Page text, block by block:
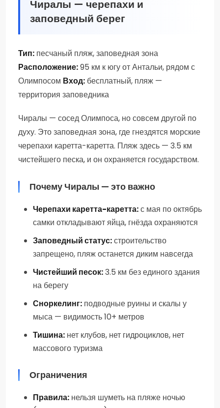
Чиралы — черепахи и
заповедный берег
Тип: песчаный пляж, заповедная зона
Расположение:95 км к югу от Антальи, рядом с
Олимпосом Вход: бесплатный, пляж —
территория заповедника
Чиралы — сосед Олимпоса, но совсем другой по
духу. Это заповедная зона, где гнездятся морские
черепахи каретта-каретта. Пляж здесь — 3.5 км
чистейшего песка, и он охраняется государством.
Почему Чиралы — это важно
Черепахи каретта-каретта:с мая по октябрь
самки откладывают яйца, гнёзда охраняются
Заповедный статус:строительство
запрещено, пляж останется диким навсегда
Чистейший песок:3.5 км без единого здания
на берегу
Сноркелинг: подводные руины и скалы у
мыса — видимость 10+ метров
Тишина: нет клубов, нет гидроциклов, нет
массового туризма
Ограничения
Правила: нельзя шуметь на пляже ночью